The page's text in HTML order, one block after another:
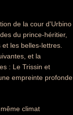
de la cour d'Urbino
du prince-héritier,
les belles-lettres.
et la
: Le Trissin et
empreinte profonde
climat